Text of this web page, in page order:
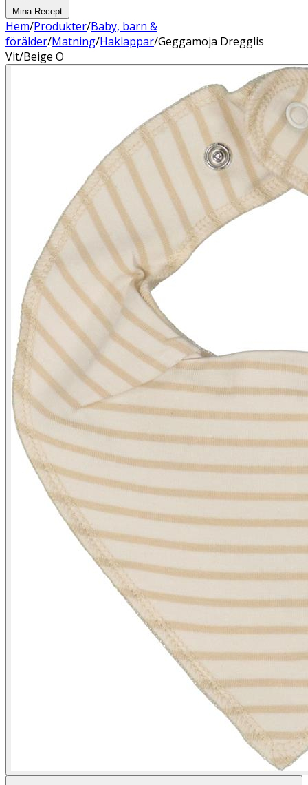
Mina Recept
Hem/Produkter/Baby, barn &
förälder/Matning/Haklappar/Geggamoja Dregglis
Vit/Beige O